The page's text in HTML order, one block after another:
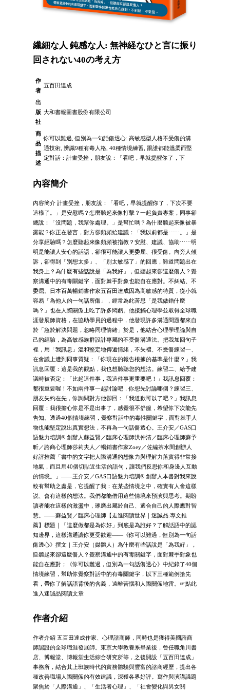
繊細な人 鈍感な人: 無神経なひと言に振り
回されない40の考え方
作
者
五百田達成
出
版
社
大和書報圖書股份有限公司
商
品
描
述
你可以難過, 但別為一句話傷透心: 高敏感型人格不受傷的溝
通技術, 辨識9種有毒人格, 40種情境練習, 跟誰都能溫柔而堅
定對話：計畫受挫，朋友說：「看吧，早就提醒你了，下
內容簡介
內容簡介 計畫受挫，朋友說：「看吧，早就提醒你了，下次不要
這樣了。」是安慰嗎？怎麼聽起來像打擊？一起負責專案，同事卻
總說：「沒問題，我幫你處理。」是幫忙嗎？為什麼聽起來像被暴
露能？你正在發言，對方卻頻頻給建議：「我以前都是⋯⋯。」是
分享經驗嗎？怎麼聽起來像頻頻被指教？安慰、建議、協助⋯⋯明
明是能讓人安心的話語，卻很可能讓人更委屈、很受傷。向旁人傾
訴，卻得到「別想太多」、「別太敏感了」的回應，難道問題出在
我身上？為什麼有些話說是「為我好」，但聽起來卻這麼傷人？覺
察溝通中的有毒關鍵字，面對棘手對象也能自在應對。不糾結、不
委屈。日本百萬暢銷書作家五百田達成因為高敏感的特質，從小就
容易「為他人的一句話所傷」，經常為此苦思「是我做錯什麼
嗎？」也在人際關係上吃了許多悶虧。他接觸心理學並取得全球職
涯發展師資格，在協助學員的過程中，他發現許多溝通問題都來自
於「急於解決問題，忽略同理情緒」於是，他結合心理學理論與自
己的經驗，為高敏感族群設計專屬的不受傷溝通法。把我加回句子
裡，用「我訊息」溫和堅定地傳遞情緒，不失禮、不受傷練習一、
在會議上遭到同事質疑：「你現在的報告根據的基準是什麼？」我
訊息回覆：這是我的觀點，我也想聽聽您的想法。練習二、給予建
議時被否定：「比起這件事，我這件事更重要吧！」我訊息回覆：
都很重要喔！不如兩件事一起討論吧，你想先討論哪個？練習三、
朋友失約在先，你詢問對方他卻回：「我道歉可以了吧？」我訊息
回覆：我很擔心你是不是出事了，感覺很不舒服，希望你下次能先
告知。透過40個情境練習，覺察對話中的毒性關鍵字，面對棘手人
物也能堅定說出真實想法，不再為一句話傷透心。王介安／GAS口
語魅力培訓® 創辦人蘇益賢／臨床心理師洪仲清／臨床心理師蘇予
昕／諮商心理師莎莉夫人／暢銷書作家Zoey／佐編茶水間創辦人
好評推薦「書中的文字把人際溝通的想像力與理解力落實得非常接
地氣，而且用40個切貼近生活的語句，讓我們反思你和身邊人互動
的情境。」——王介安／GAS口語魅力培訓® 創辦人本書對我來說
較有幫助之處是，它提醒了我：在某些情境之中，確實有人會這樣
説、會有這樣的想法。我們都能借用這些情境來預演與思考。期盼
讀者能在這樣的激盪中，琢磨出屬於自己、適合自己的人際應對智
慧。——蘇益賢／臨床心理師【走進閱讀世界｜迷誠品:專文推
薦】標題｜「這麼做都是為你好」到底是為誰好？了解話語中的認
知邊界，這樣溝通讓你更受歡迎——《你可以難過，但別為一句話
傷透心》撰文｜王介安（媒體人）為什麼有些話說是「為我好」，
但聽起來卻這麼傷人？覺察溝通中的有毒關鍵字，面對棘手對象也
能自在應對；《你可以難過，但別為一句話傷透心》中紀錄了40個
情境練習，幫助你覺察對話中的有毒關鍵字，以下三種範例搶先
看，帶你了解話語背後的含義，遠離苦惱和人際關係地雷。☞點此
進入迷誠品閱讀文章
作者介紹
作者介紹 五百田達成作家、心理諮商師，同時也是獲得美國諮商
師認證的全球職涯發展師。東京大學教養系畢業後，曾任職角川書
店、博報堂、博報堂生活綜合研究所等，之後開設「五百田達成」
事務所，結合其上班族時代的實務體驗與豐富的諮商經歷，提出各
種改善職場人際關係的有效建議，深獲各界好評。寫作與演講議題
聚焦於「人際溝通」、「生活者心理」、「社會變化與男女關